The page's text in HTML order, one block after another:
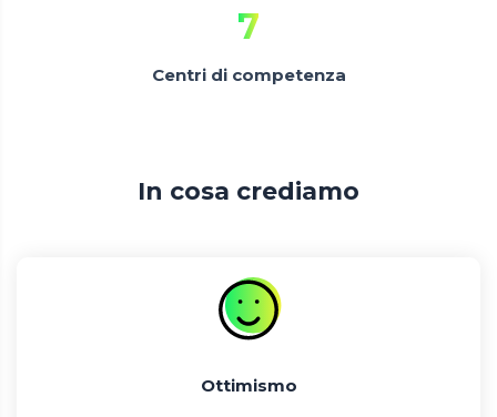
Centri di competenza
7
In cosa crediamo
Ottimismo